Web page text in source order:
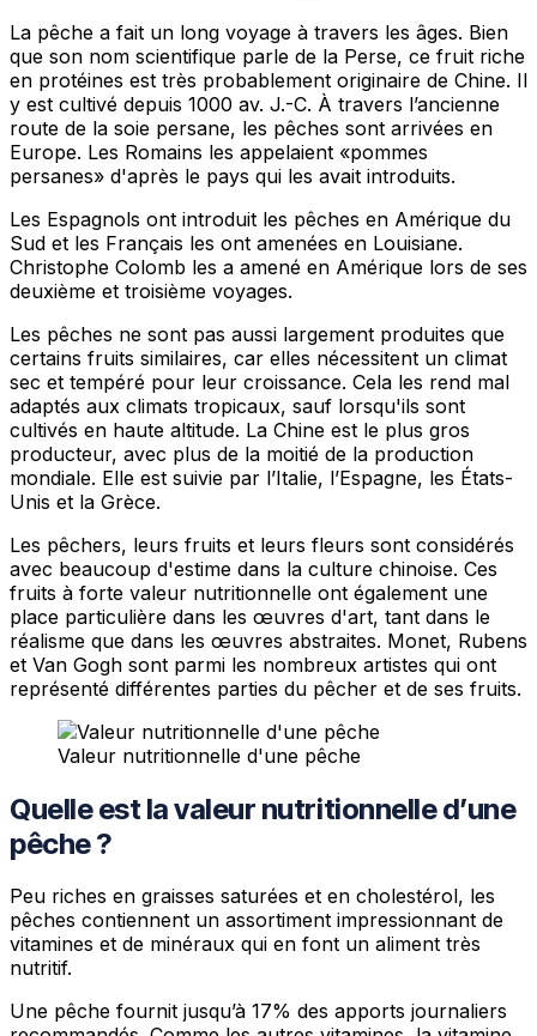
La pêche a fait un long voyage à travers les âges. Bien
que son nom scientifique parle de la Perse, ce fruit riche
en protéines est très probablement originaire de Chine. Il
y est cultivé depuis 1000 av. J.-C. À travers l’ancienne
route de la soie persane, les pêches sont arrivées en
Europe. Les Romains les appelaient «pommes
persanes» d'après le pays qui les avait introduits.
Les Espagnols ont introduit les pêches en Amérique du
Sud et les Français les ont amenées en Louisiane.
Christophe Colomb les a amené en Amérique lors de ses
deuxième et troisième voyages.
Les pêches ne sont pas aussi largement produites que
certains fruits similaires, car elles nécessitent un climat
sec et tempéré pour leur croissance. Cela les rend mal
adaptés aux climats tropicaux, sauf lorsqu'ils sont
cultivés en haute altitude. La Chine est le plus gros
producteur, avec plus de la moitié de la production
mondiale. Elle est suivie par l’Italie, l’Espagne, les États-
Unis et la Grèce.
Les pêchers, leurs fruits et leurs fleurs sont considérés
avec beaucoup d'estime dans la culture chinoise. Ces
fruits à forte valeur nutritionnelle ont également une
place particulière dans les œuvres d'art, tant dans le
réalisme que dans les œuvres abstraites. Monet, Rubens
et Van Gogh sont parmi les nombreux artistes qui ont
représenté différentes parties du pêcher et de ses fruits.
Valeur nutritionnelle d'une pêche
Quelle est la valeur nutritionnelle d’une
pêche ?
Peu riches en graisses saturées et en cholestérol, les
pêches contiennent un assortiment impressionnant de
vitamines et de minéraux qui en font un aliment très
nutritif.
Une pêche fournit jusqu’à 17% des apports journaliers